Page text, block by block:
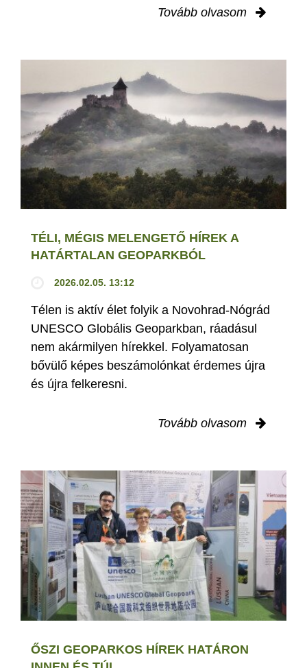
Tovább olvasom
TÉLI, MÉGIS MELENGETŐ HÍREK A
HATÁRTALAN GEOPARKBÓL
2026.02.05. 13:12
Télen is aktív élet folyik a Novohrad-Nógrád
UNESCO Globális Geoparkban, ráadásul
nem akármilyen hírekkel. Folyamatosan
bővülő képes beszámolónkat érdemes újra
és újra felkeresni.
Tovább olvasom
ŐSZI GEOPARKOS HÍREK HATÁRON